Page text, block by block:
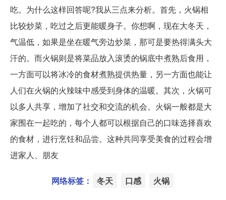
吃。为什么这样回答呢?我从三点来分析。首先，火锅相
比较炒菜，吃过之后更能暖身子。你想啊，现在大冬天，
气温低，如果是坐在暖气旁边炒菜，那可是要热得满头大
汗的。而火锅则是将菜品放入滚烫的锅底中煮熟后食用，
一方面可以将冰冷的食材煮熟提供热量，另一方面也能让
人们在火锅的火辣味中感受到身体的温暖。其次，火锅可
以多人共享，增加了社交和交流的机会。火锅一般都是大
家围在一起吃的，每个人都可以根据自己的口味选择喜欢
的食材，进行烹饪和品尝。这种共同享受美食的过程会增
进家人、朋友
网络标签： 冬天 口感 火锅